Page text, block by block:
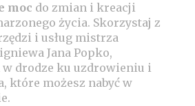
moc do zmian i kreacji
życia. Skorzystaj z
i usług mistrza
Jana Popko,
w drodze ku uzdrowieniu i
które możesz nabyć w